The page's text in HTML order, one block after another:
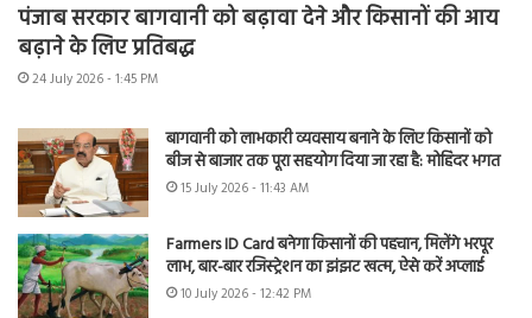
पंजाब सरकार बागवानी को बढ़ावा देने और किसानों की आय
बढ़ाने के लिए प्रतिबद्ध
24 July 2026 - 1:45 PM
बागवानी को लाभकारी व्यवसाय बनाने के लिए किसानों को
बीज से बाजार तक पूरा सहयोग दिया जा रहा है: मोहिंदर भगत
15 July 2026 - 11:43 AM
Farmers ID Card बनेगा किसानों की पहचान, मिलेंगे भरपूर
लाभ, बार-बार रजिस्ट्रेशन का झंझट खत्म, ऐसे करें अप्लाई
10 July 2026 - 12:42 PM